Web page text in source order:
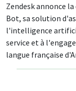
Zendesk annonce
Bot, sa solution
l'intelligence
service et à
langue française